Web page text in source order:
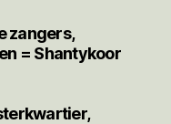
zangers,
= Shantykoor